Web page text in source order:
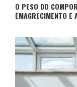
O PESO DO
EMAGRECIMENTO